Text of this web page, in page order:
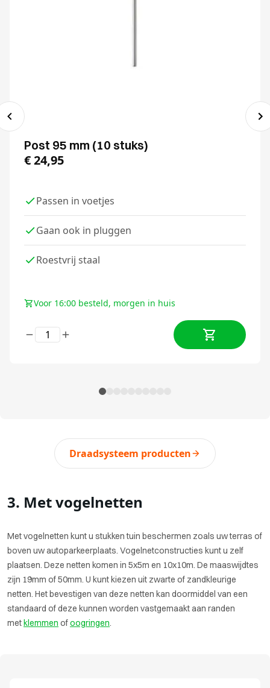
Post 95 mm (10 stuks)
€24,95
Passen in voetjes
Gaan ook in pluggen
Roestvrij staal
Voor 16:00 besteld, morgen in huis
Draadsysteem producten
3. Met vogelnetten
Met vogelnetten kunt u stukken tuin beschermen zoals uw terras of
boven uw autoparkeerplaats. Vogelnetconstructies kunt u zelf
plaatsen. Deze netten komen in 5x5m en 10x10m. De maaswijdtes
zijn 19mm of 50mm. U kunt kiezen uit zwarte of zandkleurige
netten. Het bevestigen van deze netten kan doormiddel van een
standaard of deze kunnen worden vastgemaakt aan randen
metklemmen ofoogringen